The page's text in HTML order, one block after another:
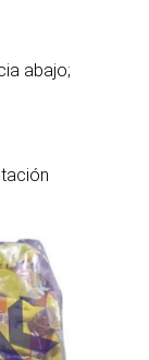
abajo;